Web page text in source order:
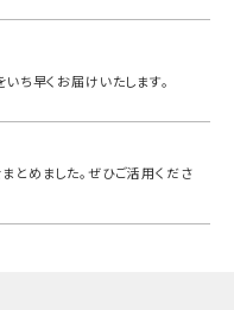
ち早く お届けいたします。
とめました。ぜひご活用くださ